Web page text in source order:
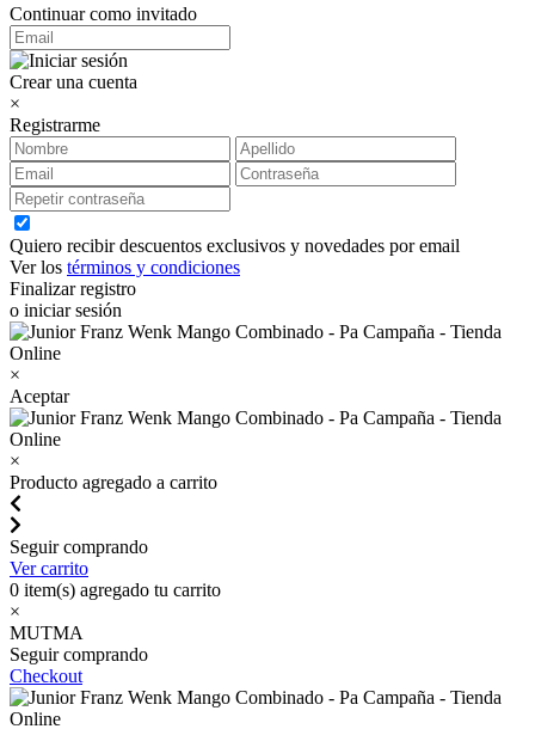
Continuar como invitado
Crear una cuenta
×
Registrarme
Quiero recibir descuentos exclusivos y novedades por email
Ver los términos y condiciones
Finalizar registro
o iniciar sesión
×
Aceptar
×
Producto agregado a carrito
Seguir comprando
Ver carrito
0 item(s) agregado tu carrito
×
MUTMA
Seguir comprando
Checkout